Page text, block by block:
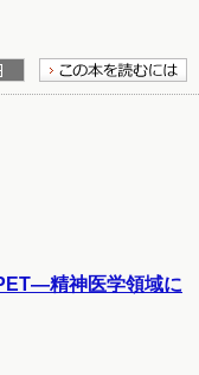
精神医学領域に